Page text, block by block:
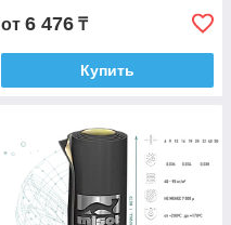
от 6 476 ₸
Купить